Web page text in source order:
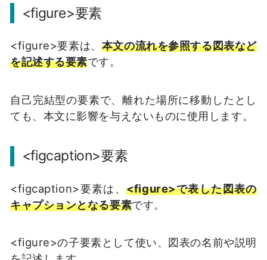
<figure>要素
<figure>要素は、 本文の流れを参照する図表など
を記述する要素です。
自己完結型の要素で、離れた場所に移動したとし
ても、本文に影響を与えないものに使用します。
<figcaption>要素
<figcaption>要素は、<figure>で表した図表の
キャプションとなる要素です。
<figure>の子要素として使い、図表の名前や説明